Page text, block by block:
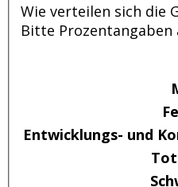
Wie verteilen sich die
Bitte Prozentangaben
Entwicklungs- und